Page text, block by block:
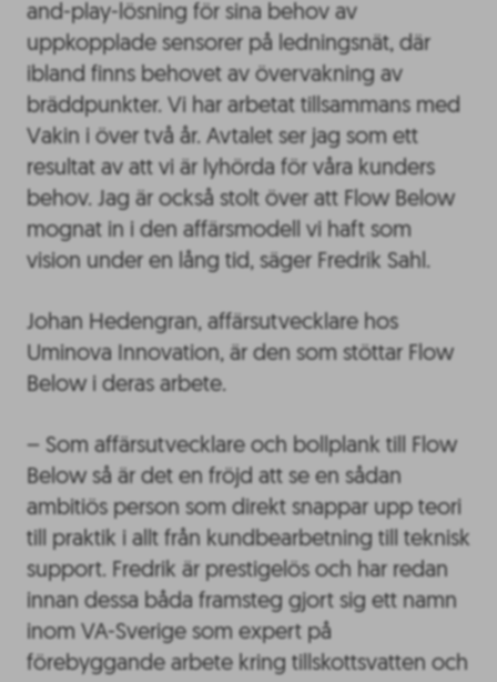
and-play-lösning för sina behov av
uppkopplade sensorer på ledningsnät, där
ibland finns behovet av övervakning av
bräddpunkter. Vi har arbetat tillsammans med
Vakin i över två år. Avtalet ser jag som ett
resultat av att vi är lyhörda för våra kunders
behov. Jag är också stolt över att Flow Below
mognat in i den affärsmodell vi haft som
vision under en lång tid, säger Fredrik Sahl.
Johan Hedengran, affärsutvecklare hos
Uminova Innovation, är den som stöttar Flow
Below i deras arbete.
– Som affärsutvecklare och bollplank till Flow
Below så är det en fröjd att se en sådan
ambitiös person som direkt snappar upp teori
till praktik i allt från kundbearbetning till teknisk
support. Fredrik är prestigelös och har redan
innan dessa båda framsteg gjort sig ett namn
inom VA-Sverige som expert på
förebyggande arbete kring tillskottsvatten och